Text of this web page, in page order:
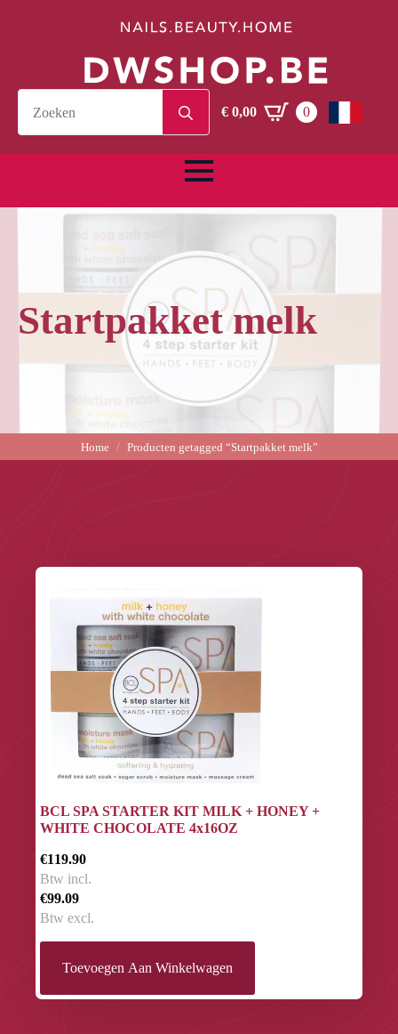
for:€0,00 0
Startpakket melk
Home Producten getagged “Startpakket melk”
BCL SPA STARTER KIT MILK + HONEY +
WHITE CHOCOLATE 4x16OZ
€119.90
Btw incl.
€99.09
Btw excl.
Toevoegen Aan Winkelwagen